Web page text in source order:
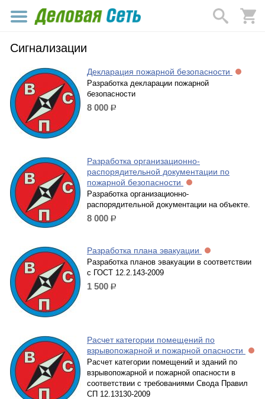
Сигнализации
Декларация пожарной безопасности
Разработка декларации пожарной
безопасности
8 000 р.
Разработка организационно-
распорядительной документации по
пожарной безопасности
Разработка организационно-
распорядительной документации на объекте.
8 000 р.
Разработка плана эвакуации
Разработка планов эвакуации в соответствии
с ГОСТ 12.2.143-2009
1 500 р.
Расчет категории помещений по
взрывопожарной и пожарной опасности
Расчет категории помещений и зданий по
взрывопожарной и пожарной опасности в
соответствии с требованиями Свода Правил
СП 12.13130-2009